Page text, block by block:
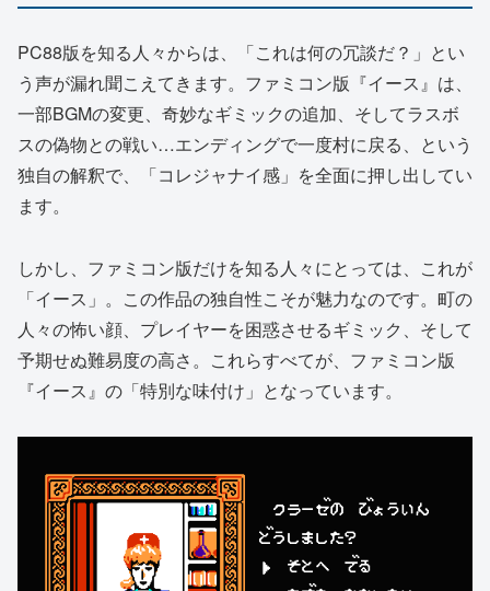
PC88版を知る人々からは、「これは何の冗談だ？」とい
う声が漏れ聞こえてきます。ファミコン版『イース』は、
一部BGMの変更、奇妙なギミックの追加、そしてラスボ
スの偽物との戦い…エンディングで一度村に戻る、という
独自の解釈で、「コレジャナイ感」を全面に押し出してい
ます。
しかし、ファミコン版だけを知る人々にとっては、これが
「イース」。この作品の独自性こそが魅力なのです。町の
人々の怖い顔、プレイヤーを困惑させるギミック、そして
予期せぬ難易度の高さ。これらすべてが、ファミコン版
『イース』の「特別な味付け」となっています。